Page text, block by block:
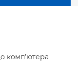
комп’ютера